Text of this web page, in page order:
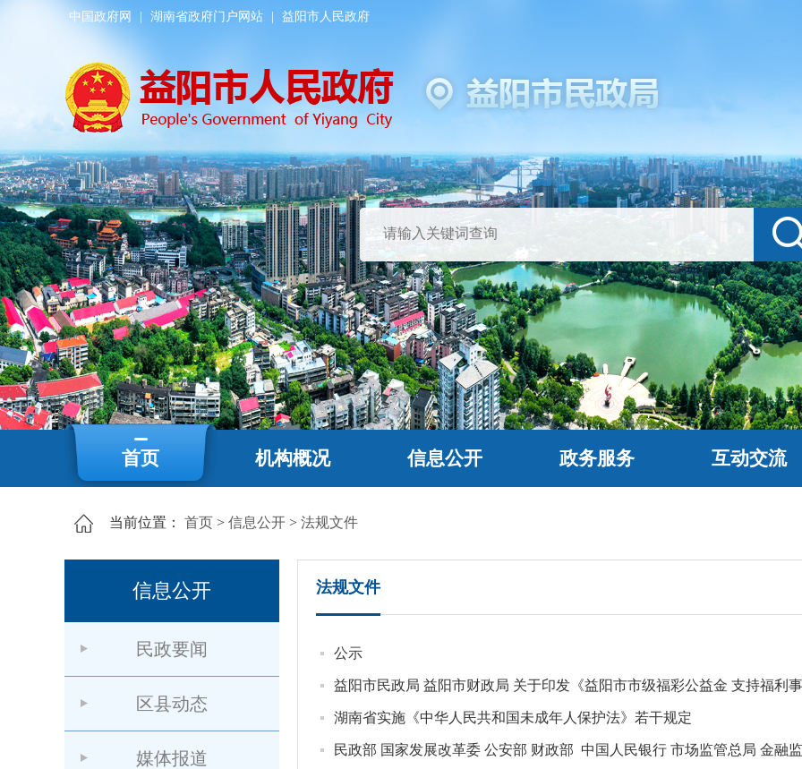
中国政府网 湖南省政府门户网站 益阳市人民政府
首页 机构概况 信息公开 政务服务 互动交流
当前位置： 首页 > 信息公开 > 法规文件
信息公开
民政要闻
区县动态
媒体报道
法规文件
公示
湖南省实施《中华人民共和国未成年人保护法》若干规定